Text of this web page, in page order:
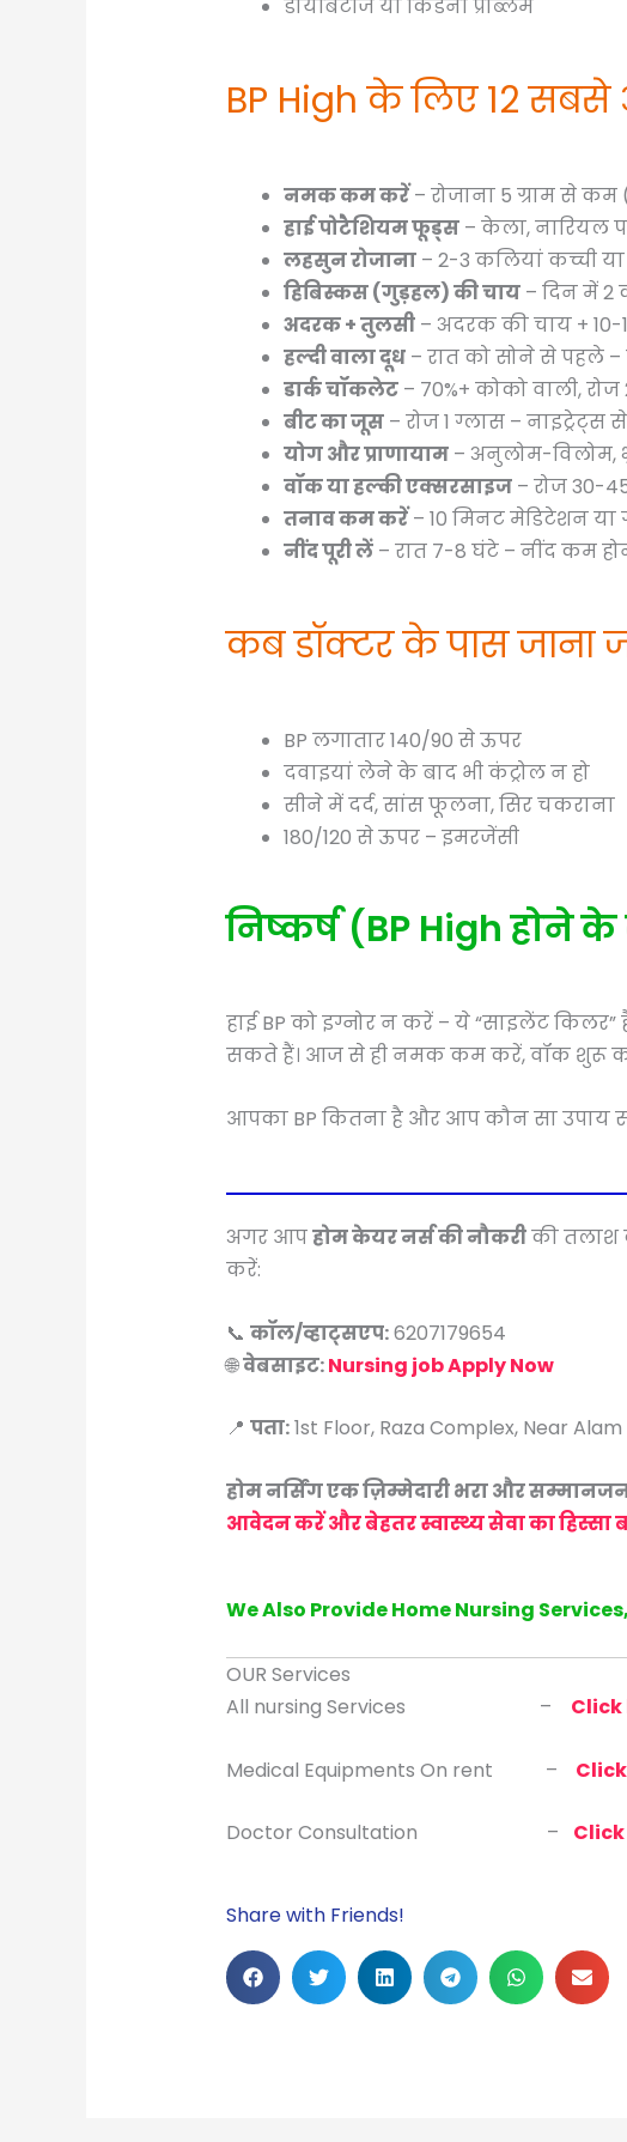
डायबिटीज या किडनी प्रॉब्लम
BP High के लिए 12 सबसे
नमक कम करें– रोजाना 5 ग्राम से कम
हाई पोटैशियम फूड्स– केला, नारियल
लहसुन रोजाना– 2-3 कलियां कच्ची
हिबिस्कस (गुड़हल) की चाय– दिन में 2
अदरक + तुलसी– अदरक की चाय + 10-
हल्दी वाला दूध– रात को सोने से पहले
डार्क चॉकलेट– 70%+ कोको वाली,
बीट का जूस– रोज 1 ग्लास –
योग और प्राणायाम– अनुलोम-विलोम,
वॉक या हल्की एक्सरसाइज– रोज 30-
तनाव कम करें– 10 मिनट मेडिटेशन या
नींद पूरी लें– रात 7-8 घंटे – नींद कम
कब डॉक्टर के पास जाना
BP लगातार 140/90 से ऊपर
दवाइयां लेने के बाद भी कंट्रोल न हो
सीने में दर्द, सांस फूलना, सिर चकराना
180/120 से ऊपर – इमरजेंसी
निष्कर्ष (BP High होने
हाई BP को इग्नोर न करें – ये “साइलेंट
सकते हैं। आज से ही नमक कम करें, वॉक शुरू
आपका BP कितना है और आप कौन सा उपाय
अगर आपहोम केयर नर्स की नौकरीकी तलाश
करें:
📞 कॉल/व्हाट्सएप:6207179654
🌐वेबसाइट:Nursing job Apply Now
📍 पता:1st Floor, Raza Complex, Near
होम नर्सिंग एक ज़िम्मेदारी भरा और
आवेदन करें और बेहतर स्वास्थ्य सेवा का हिस्सा
We Also Provide Home Nursing
OUR Services
All nursing Services –
Click
Medical Equipments On rent –
Doctor Consultation –
Share with Friends!